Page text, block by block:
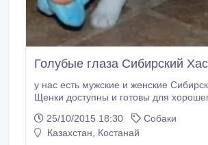
Голубые глаза Сибирский
у нас есть мужские и женские
Щенки доступны и готовы для
нами для получения дополнительной
Спасибо за просмотр.
25/10/2015 18:30
Собаки
Казахстан, Костанай